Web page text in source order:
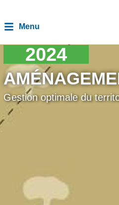
Menu
2024
Gestion optimale du